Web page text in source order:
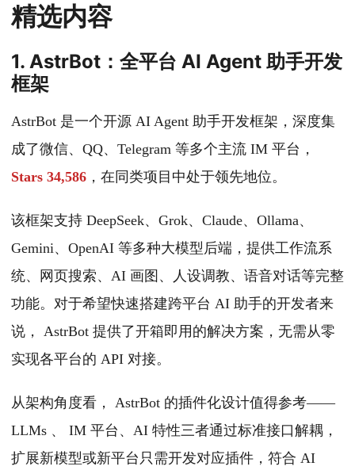
精选内容
1. AstrBot：全平台 AI Agent 助手开发
框架
AstrBot 是一个开源 AI Agent 助手开发框架，深度集
成了微信、QQ、Telegram 等多个主流 IM 平台，
Stars 34,586 ，在同类项目中处于领先地位。
该框架支持 DeepSeek、Grok、Claude、Ollama、
Gemini、OpenAI 等多种大模型后端，提供工作流系
统、网页搜索、AI 画图、人设调教、语音对话等完整
功能。对于希望快速搭建跨平台 AI 助手的开发者来
说， AstrBot 提供了开箱即用的解决方案，无需从零
实现各平台的 API 对接。
从架构角度看， AstrBot 的插件化设计值得参考——
LLMs 、 IM 平台、AI 特性三者通过标准接口解耦，
扩展新模型或新平台只需开发对应插件，符合 AI